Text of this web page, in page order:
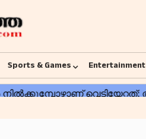
Sports & Games Entertainment